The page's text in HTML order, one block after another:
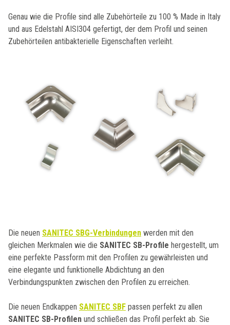
Genau wie die Profile sind alle Zubehörteile zu 100 % Made in Italy
und aus Edelstahl AISI304 gefertigt, der dem Profil und seinen
Zubehörteilen antibakterielle Eigenschaften verleiht.
Die neuen SANITEC SBG-Verbindungen werden mit den
gleichen Merkmalen wie die SANITEC SB-Profile hergestellt, um
eine perfekte Passform mit den Profilen zu gewährleisten und
eine elegante und funktionelle Abdichtung an den
Verbindungspunkten zwischen den Profilen zu erreichen.
Die neuen Endkappen SANITEC SBF passen perfekt zu allen
SANITEC SB-Profilen und schließen das Profil perfekt ab. Sie